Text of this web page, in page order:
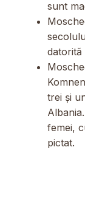
sunt
datorită
trei și
femei,
pictat.